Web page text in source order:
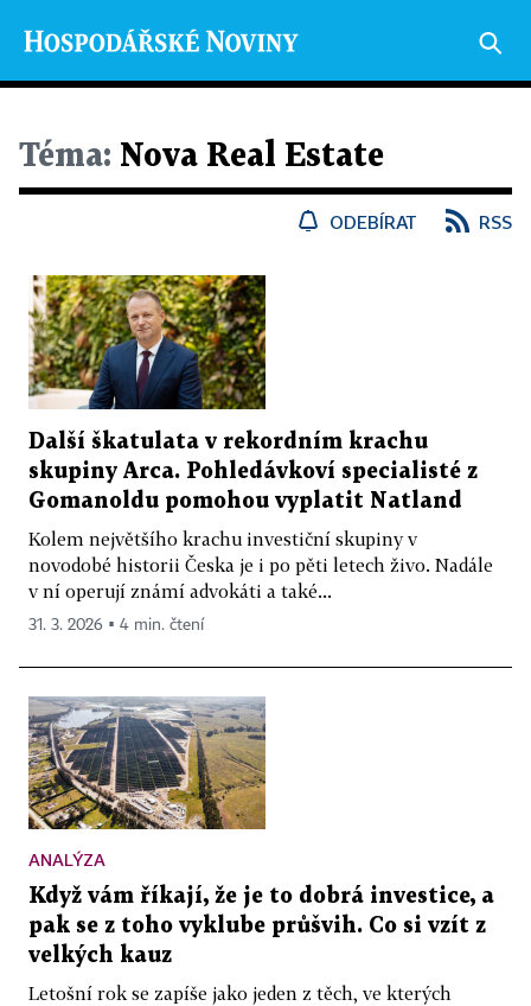
Téma: Nova Real Estate
ODEBÍRAT RSS
Další škatulata v rekordním krachu
skupiny Arca. Pohledávkoví specialisté z
Gomanoldu pomohou vyplatit Natland
Kolem největšího krachu investiční skupiny v
novodobé historii Česka je i po pěti letech živo. Nadále
v ní operují známí advokáti a také...
31. 3. 2026 ▪ 4 min. čtení
ANALÝZA
Když vám říkají, že je to dobrá investice, a
pak se z toho vyklube průšvih. Co si vzít z
velkých kauz
Letošní rok se zapíše jako jeden z těch, ve kterých